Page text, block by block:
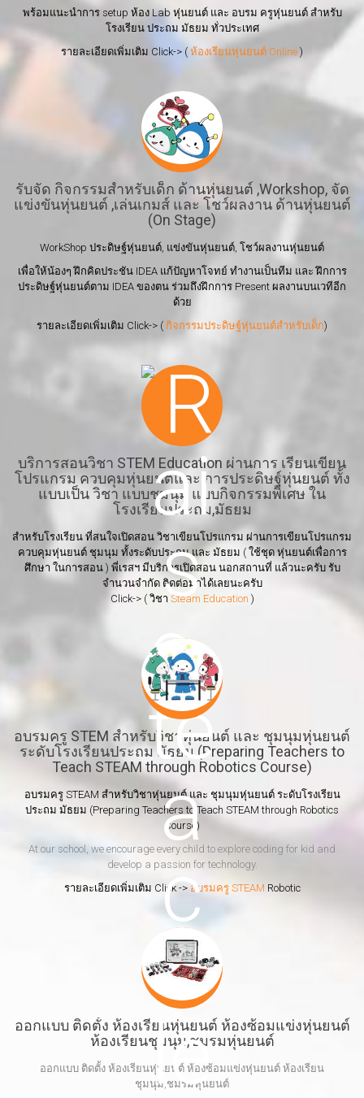
พร้อมแนะนำการ setup ห้อง Lab หุ่นยนต์ และ อบรม ครูหุ่นยนต์ สำหรับ
โรงเรียน ประถม มัธยม ทั่วประเทศ
รายละเอียดเพิ่มเติม Click-> ( ห้องเรียนหุ่นยนต์ Online )
รับจัด กิจกรรมสำหรับเด็ก ด้านหุ่นยนต์ ,Workshop, จัด
แข่งขันหุ่นยนต์ ,เล่นเกมส์ และ โชว์ผลงาน ด้านหุ่นยนต์
(On Stage)
WorkShop ประดิษฐ์หุ่นยนต์, แข่งขันหุ่นยนต์, โชว์ผลงานหุ่นยนต์
เพื่อให้น้องๆ ฝึกคิดประชัน IDEA แก้ปัญหาโจทย์ ทำงานเป็นทีม และ ฝึกการ
ประดิษฐ์หุ่นยนต์ตาม IDEA ของตน ร่วมถึงฝึกการ Present ผลงานบนเวทีอีก
ด้วย
รายละเอียดเพิ่มเติม Click-> ( กิจกรรมประดิษฐ์หุ่นยนต์สำหรับเด็ก)
บริการสอนวิชา STEM Education ผ่านการ เรียนเขียน
โปรแกรม ควบคุมหุ่นยนต์และ การประดิษฐ์หุ่นยนต์ ทั้ง
แบบเป็น วิชา แบบชุมนุม แบบกิจกรรมพิเศษ ใน
โรงเรียนประถม,มัธยม
สำหรับโรงเรียน ที่สนใจเปิดสอน วิชาเขียนโปรแกรม ผ่านการเขียนโปรแกรม
ควบคุมหุ่นยนต์ ชุมนุม ทั้งระดับประถม และ มัธยม ( ใช้ชุด หุ่นยนต์เพื่อการ
ศึกษา ในการสอน ) พี่เรสฯ มีบริการเปิดสอน นอกสถานที่ แล้วนะครับ รับ
จำนวนจำกัด ติดต่อมาได้เลยนะครับ
Click-> ( วิชา Steam Education )
อบรมครู STEM สำหรับวิชาหุ่นยนต์ และ ชุมนุมหุ่นยนต์
ระดับโรงเรียนประถม มัธยม (Preparing Teachers to
Teach STEAM through Robotics Course)
อบรมครู STEAM สำหรับวิชาหุ่นยนต์ และ ชุมนุมหุ่นยนต์ ระดับโรงเรียน
ประถม มัธยม (Preparing Teachers to Teach STEAM through Robotics
Course)
At our school, we encourage every child to explore coding for kid and
develop a passion for technology.
รายละเอียดเพิ่มเติม Click -> อบรมครู STEAM Robotic
ออกแบบ ติดตั้ง ห้องเรียนหุ่นยนต์ ห้องซ้อมแข่งหุ่นยนต์
ห้องเรียนชุมนุม,ชมรมหุ่นยนต์
ออกแบบ ติดตั้ง ห้องเรียนหุ่นยนต์ ห้องซ้อมแข่งหุ่นยนต์ ห้องเรียน
ชุมนุม,ชมรมหุ่นยนต์